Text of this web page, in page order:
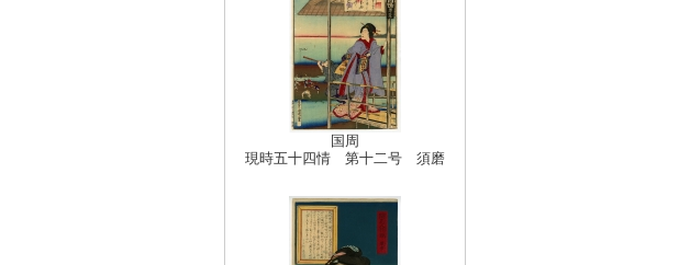
国周
現時五十四情 第十二号 須磨